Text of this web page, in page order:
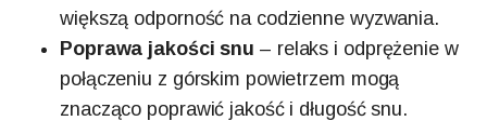
większą odporność na codzienne wyzwania.
Poprawa jakości snu – relaks i odprężenie w
połączeniu z górskim powietrzem mogą
znacząco poprawić jakość i długość snu.